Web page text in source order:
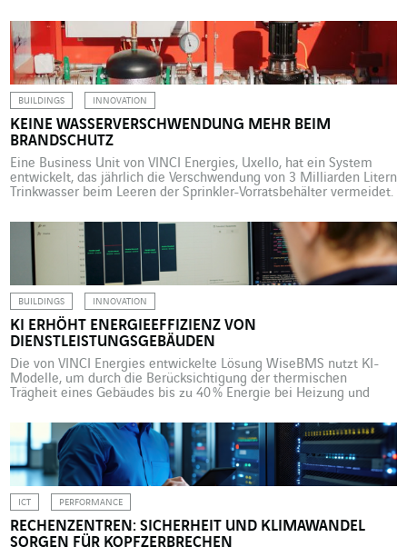
IT. 250.000 Tonnen Obst und Gemüse, 5.000 unterschiedliche
Artikel. Soviel wird Jahr für Jahr von Frutura umgeschlagen und an
den österreichischen Einzelhandel […]
BUILDINGS INNOVATION
KEINE WASSERVERSCHWENDUNG MEHR BEIM
BRANDSCHUTZ
Eine Business Unit von VINCI Energies, Uxello, hat ein System
entwickelt, das jährlich die Verschwendung von 3 Milliarden Litern
Trinkwasser beim Leeren der Sprinkler-Vorratsbehälter vermeidet.
Systeme verhindern sehr wirksam Brände in geschlossenen
Räumen. Ein ständig unter Druck stehendes Leitungsnetz
befördert Wasser aus Vorratsbehältern bis zu unter der
Gebäudedecke […]
BUILDINGS INNOVATION
KI ERHÖHT ENERGIEEFFIZIENZ VON
DIENSTLEISTUNGSGEBÄUDEN
Die von VINCI Energies entwickelte Lösung WiseBMS nutzt KI-
Modelle, um durch die Berücksichtigung der thermischen
Trägheit eines Gebäudes bis zu 40 % Energie bei Heizung und
steigenden Stromkosten und gesetzlichen Vorgaben wird die
Verbesserung der Energieeffizienz von bestehenden
Dienstleistungsgebäuden immer dringlicher. In Frankreich
schreiben der BACS- und der Tertiaire-Erlass den Eigentümern […]
ICT PERFORMANCE
RECHENZENTREN: SICHERHEIT UND KLIMAWANDEL
SORGEN FÜR KOPFZERBRECHEN